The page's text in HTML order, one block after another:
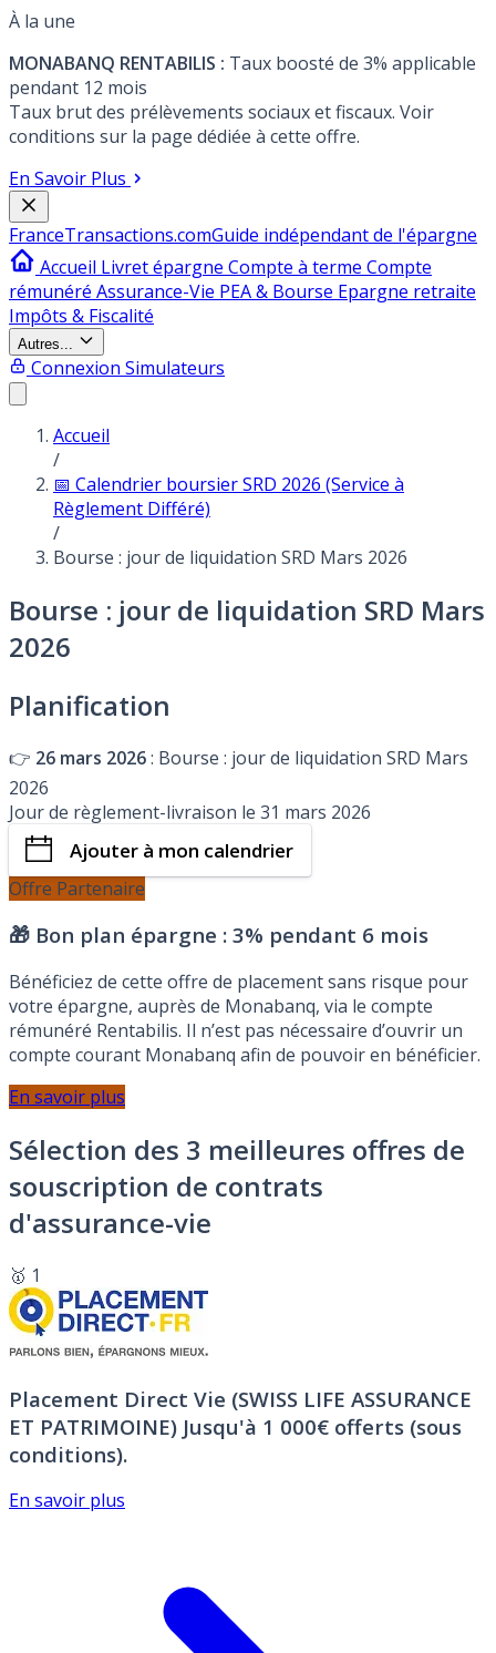
À la une
MONABANQ RENTABILIS : Taux boosté de 3% applicable
pendant 12 mois
Taux brut des prélèvements sociaux et fiscaux. Voir
conditions sur la page dédiée à cette offre.
En Savoir Plus
FranceTransactions.comGuide indépendant de l'épargne
Accueil Livret épargne Compte à terme Compte
rémunéré Assurance-Vie PEA & Bourse Epargne retraite
Impôts & Fiscalité
Autres...
Connexion Simulateurs
Accueil
/
📅 Calendrier boursier SRD 2026 (Service à
Règlement Différé)
/
Bourse : jour de liquidation SRD Mars 2026
Bourse : jour de liquidation SRD Mars
2026
Planification
👉 26 mars 2026: Bourse : jour de liquidation SRD Mars
2026
Jour de règlement-livraison le 31 mars 2026
Ajouter à mon calendrier
Offre Partenaire
🎁 Bon plan épargne : 3% pendant 6 mois
Bénéficiez de cette offre de placement sans risque pour
votre épargne, auprès de Monabanq, via le compte
rémunéré Rentabilis. Il n’est pas nécessaire d’ouvrir un
compte courant Monabanq afin de pouvoir en bénéficier.
En savoir plus
Sélection des 3 meilleures offres de
souscription de contrats
d'assurance-vie
🥇 1
Placement Direct Vie (SWISS LIFE ASSURANCE
ET PATRIMOINE) Jusqu'à 1 000€ offerts (sous
conditions).
En savoir plus